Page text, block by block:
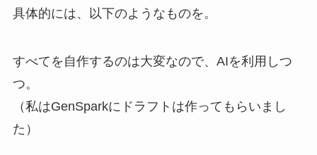
具体的には、以下のようなものを。
すべてを自作するのは大変なので、AIを利用しつ
つ。
（私はGenSparkにドラフトは作ってもらいまし
た）